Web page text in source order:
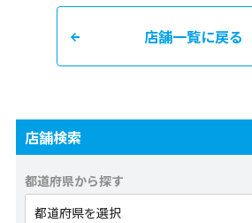
店舗一覧に戻る
店舗検索
都道府県から探す